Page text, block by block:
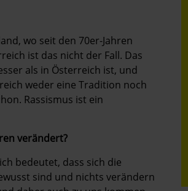
wo seit den 70er-Jahren
ist das nicht der Fall. Das
als in Österreich ist, und
weder eine Tradition noch
Rassismus ist ein
verändert?
bedeutet, dass sich die
sind und nichts verändern